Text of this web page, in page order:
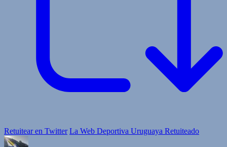
Retuitear en Twitter La Web Deportiva Uruguaya Retuiteado